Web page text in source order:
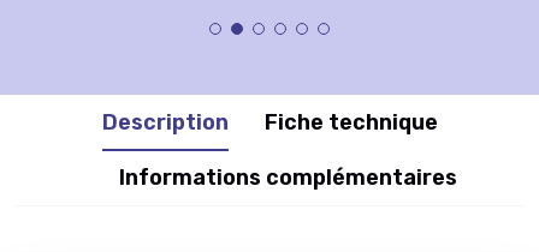
Description Fiche technique
Informations complémentaires